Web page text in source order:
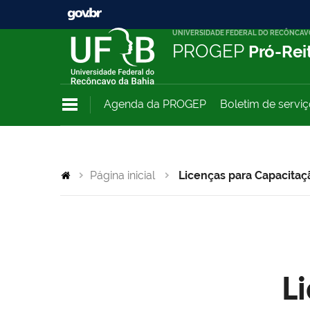
UNIVERSIDADE FEDERAL DO
PROGEP Pró-
Agenda da PROGEP Boletim de
Página inicial Licenças para